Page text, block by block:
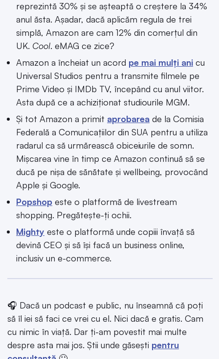
reprezintă 30% și se așteaptă o creștere la 34%
anul ăsta. Așadar, dacă aplicăm regula de trei
simplă, Amazon are cam 12% din comerțul din
UK. Cool. eMAG ce zice?
Amazon a încheiat un acord pe mai mulți ani cu
Universal Studios pentru a transmite filmele pe
Prime Video și IMDb TV, începând cu anul viitor.
Asta după ce a achiziționat studiourile MGM.
Și tot Amazon a primit aprobarea de la Comisia
Federală a Comunicațiilor din SUA pentru a utiliza
radarul ca să urmărească obiceiurile de somn.
Mișcarea vine în timp ce Amazon continuă să se
ducă pe nișa de sănătate și wellbeing, provocând
Apple și Google.
Popshop este o platformă de livestream
shopping. Pregătește-ți ochii.
Mighty este o platformă unde copiii învață să
devină CEO și să își facă un business online,
inclusiv un e-commerce.
🎧 Dacă un podcast e public, nu înseamnă că poți
să îl iei să faci ce vrei cu el. Nici dacă e gratis. Cam
cu nimic în viață. Dar ți-am povestit mai multe
despre asta mai jos. Știi unde găsești pentru